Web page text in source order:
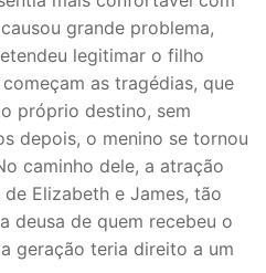
grande problema,
legitimar o filho
as tragédias, que
próprio destino, sem
depois, o menino se tornou
caminho dele, a atração
Elizabeth e James, tão
deusa de quem recebeu o
geração teria direito a um